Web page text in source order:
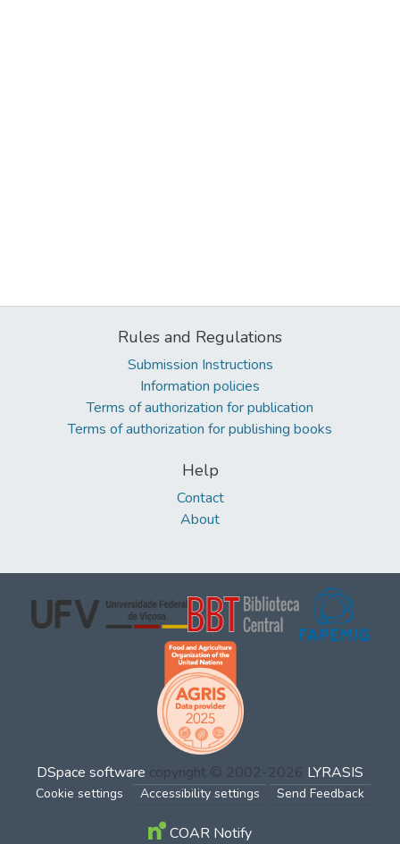
Rules and Regulations
Submission Instructions
Information policies
Terms of authorization for publication
Terms of authorization for publishing books
Help
Contact
About
DSpace software copyright © 2002-2026 LYRASIS
Cookie settings Accessibility settings Send Feedback
COAR Notify